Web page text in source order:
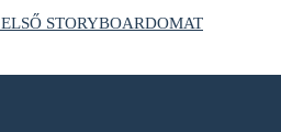
STORYBOARDOMAT